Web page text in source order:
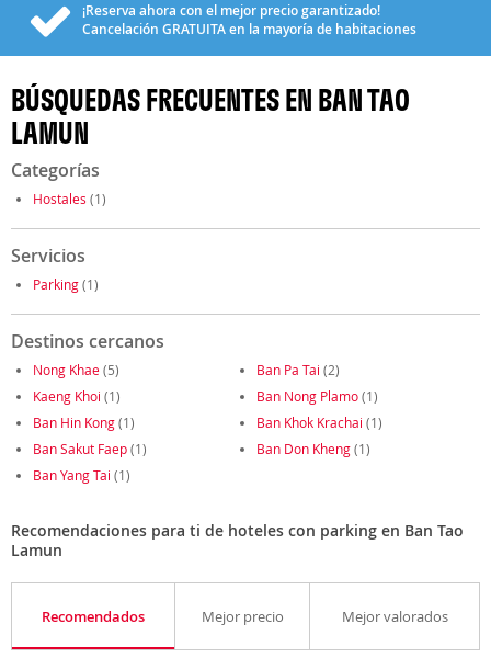
¡Reserva ahora con el mejor precio garantizado!
Cancelación GRATUITAen la mayoría de habitaciones
BÚSQUEDAS FRECUENTES EN BAN TAO
LAMUN
Categorías
Hostales (1)
Servicios
Parking(1)
Destinos cercanos
Nong Khae(5) Ban Pa Tai (2)
Kaeng Khoi (1) Ban Nong Plamo(1)
Ban Hin Kong(1) Ban Khok Krachai (1)
Ban Sakut Faep(1) Ban Don Kheng(1)
Ban Yang Tai (1)
Recomendaciones para ti de hoteles con parking en Ban Tao
Lamun
Recomendados Mejor precio Mejor valorados